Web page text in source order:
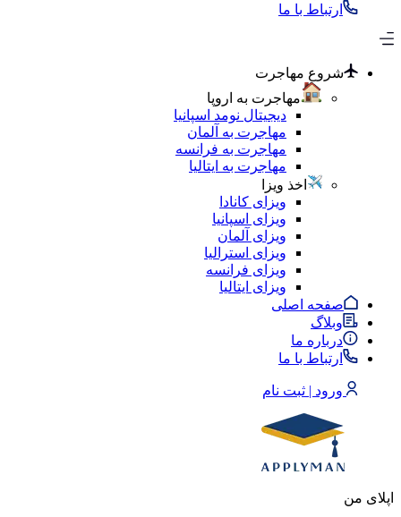
ارتباط با ما
شروع مهاجرت
مهاجرت به اروپا
دیجیتال نومد اسپانیا
مهاجرت به آلمان
مهاجرت به فرانسه
مهاجرت به ایتالیا
اخذ ویزا
ویزای کانادا
ویزای اسپانیا
ویزای آلمان
ویزای استرالیا
ویزای فرانسه
ویزای ایتالیا
صفحه اصلی
وبلاگ
درباره ما
ارتباط با ما
ورود | ثبت نام
اپلای من